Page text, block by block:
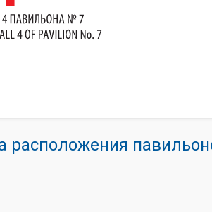
расположения